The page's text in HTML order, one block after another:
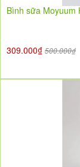
Bình sữa Moyuum
309.000₫ 500.000₫